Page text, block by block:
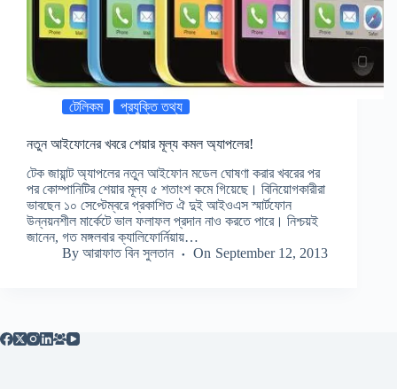
টেলিকম প্রযুক্তি তথ্য
নতুন আইফোনের খবরে শেয়ার মূল্য কমল অ্যাপলের!
টেক জায়ান্ট অ্যাপলের নতুন আইফোন মডেল ঘোষণা করার খবরের পর
পর কোম্পানিটির শেয়ার মূল্য ৫ শতাংশ কমে গিয়েছে। বিনিয়োগকারীরা
ভাবছেন ১০ সেপ্টেম্বরে প্রকাশিত ঐ দুই আইওএস স্মার্টফোন
উন্নয়নশীল মার্কেটে ভাল ফলাফল প্রদান নাও করতে পারে। নিশ্চয়ই
জানেন, গত মঙ্গলবার ক্যালিফোর্নিয়ায়…
By আরাফাত বিন সুলতান On September 12, 2013